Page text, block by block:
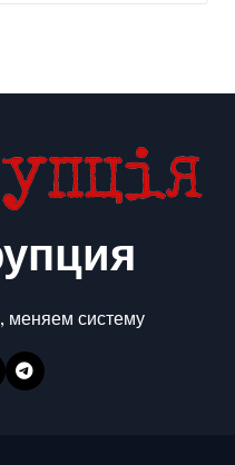
меняем систему